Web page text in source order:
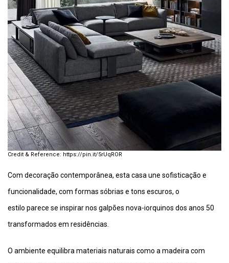
https://pin.it/5rUqROR
Com decoração contemporânea, esta casa une sofisticação e
funcionalidade, com formas sóbrias e tons escuros, o
estilo parece se inspirar nos galpões nova-iorquinos dos anos 50
transformados em residências.
O ambiente equilibra materiais naturais como a madeira com